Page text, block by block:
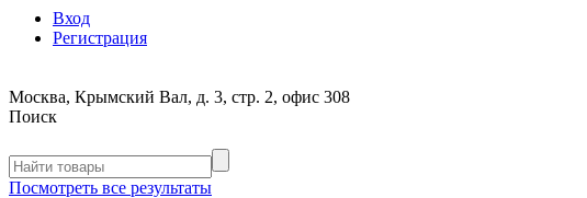
Вход
Регистрация
Москва, Крымский Вал, д. 3, стр. 2, офис 308
Поиск
Посмотреть все результаты